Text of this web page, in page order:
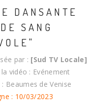
DANSANTE
SANG
par : [Sud TV Locale]
vidéo : Evénement
Beaumes de Venise
: 10/03/2023